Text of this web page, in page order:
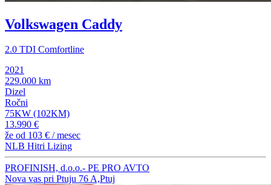
Volkswagen Caddy
2.0 TDI Comfortline
2021
229.000 km
Dizel
Ročni
75KW (102KM)
13.990 €
že od 103 € / mesec
NLB Hitri Lizing
PROFINISH, d.o.o.- PE PRO AVTO
Nova vas pri Ptuju 76 A,Ptuj